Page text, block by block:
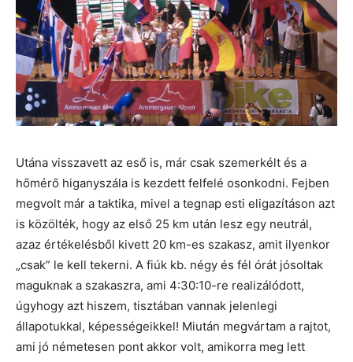
Utána visszavett az eső is, már csak szemerkélt és a
hőmérő higanyszála is kezdett felfelé osonkodni. Fejben
megvolt már a taktika, mivel a tegnap esti eligazításon azt
is közölték, hogy az első 25 km után lesz egy neutrál,
azaz értékelésből kivett 20 km-es szakasz, amit ilyenkor
„csak” le kell tekerni. A fiúk kb. négy és fél órát jósoltak
maguknak a szakaszra, ami 4:30:10-re realizálódott,
úgyhogy azt hiszem, tisztában vannak jelenlegi
állapotukkal, képességeikkel! Miután megvártam a rajtot,
ami jó németesen pont akkor volt, amikorra meg lett